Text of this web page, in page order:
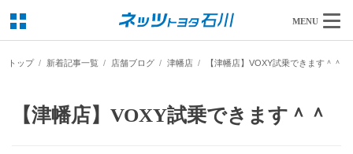
MENU
トップ 新着記事一覧 店舗ブログ 津幡店 【津幡店】VOXY試乗できます＾＾
【津幡店】VOXY試乗できます＾＾